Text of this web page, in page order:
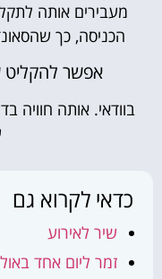
מעבירים אותה
הכניסה, כך
אפשר להקליט
בוודאי. אותה חוויה
כדאי לקרוא גם
שיר לאירוע
זמר ליום אחד